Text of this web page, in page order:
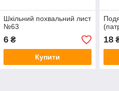
Шкільний похвальний лист
№63
6₴
Купити
18